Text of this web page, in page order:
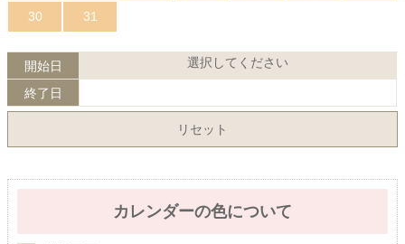
30 31
開始日 選択してください
終了日
リセット
カレンダーの色について